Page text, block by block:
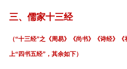
三、 儒家十三经
（“十三经”之《周易》《尚书》《诗经》
上“四书五经”，其余如下）